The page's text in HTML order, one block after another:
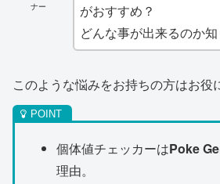
ナー
がおすすめ？
どんな事が出来るのか知
このような悩みをお持ちの方はお役
個体値チェッカーはPoke
理由。